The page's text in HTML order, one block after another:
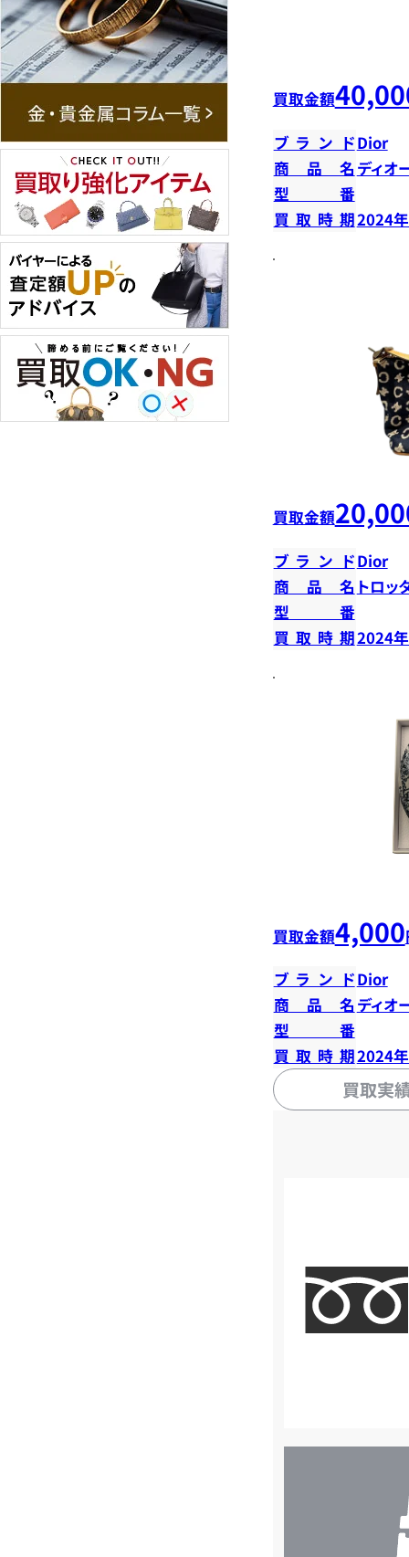
買取金額
ブランドDior
商品名 ディ
型番
買取時期2024
買取金額
ブランドDior
商品名 トロッ
型番
買取時期2024
買取金額4,000
ブランドDior
商品名 ディオ
型番
買取時期2024
買取実